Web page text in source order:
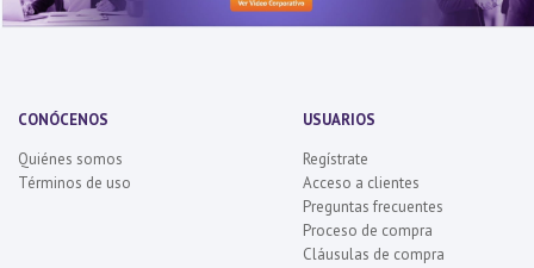
CONÓCENOS
Quiénes somos
Términos de uso
USUARIOS
Regístrate
Acceso a clientes
Preguntas frecuentes
Proceso de compra
Cláusulas de compra